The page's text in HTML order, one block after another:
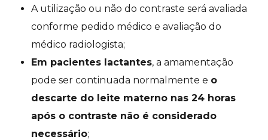
A utilização ou não do contraste será avaliada
conforme pedido médico e avaliação do
médico radiologista;
Em pacientes lactantes, a amamentação
pode ser continuada normalmente e o
descarte do leite materno nas 24 horas
após o contraste não é considerado
necessário;